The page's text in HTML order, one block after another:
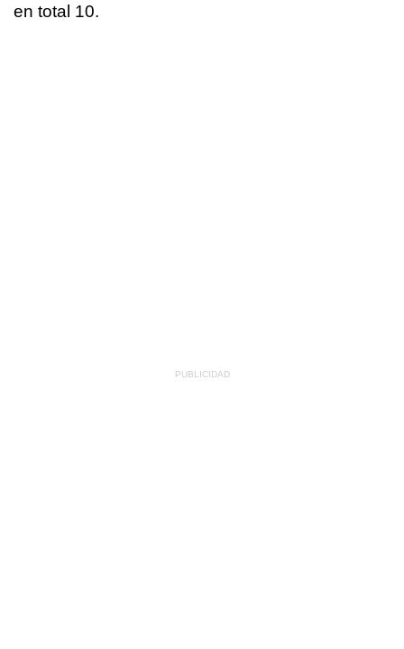
en total 10.